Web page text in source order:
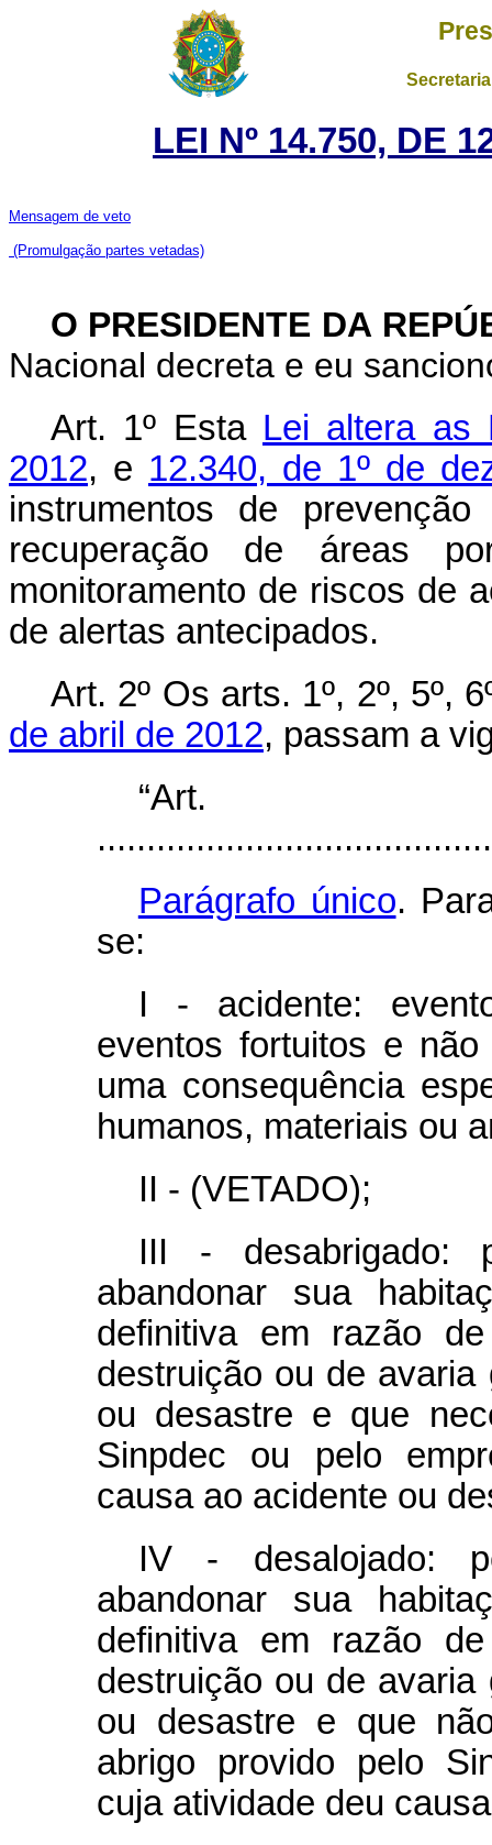
LEI Nº 14.750, DE
Mensagem de veto
(Promulgação partes vetadas)
O PRESIDENTE DA
Nacional decreta e eu
Art. 1º Esta Lei altera as
2012, e 12.340, de 1º de
instrumentos de
recuperação de áreas
monitoramento de riscos de
de alertas antecipados.
Art. 2º Os arts. 1º, 2º, 5º,
de abril de 2012, passam a
Parágrafo único.
se:
I - acidente:
eventos fortuitos e
uma consequência
humanos, materiais ou
II - (VETADO);
III - desabrigado:
abandonar sua
definitiva em razão
destruição ou de
ou desastre e que
Sinpdec ou pelo
causa ao acidente ou
IV - desalojado:
abandonar sua
definitiva em razão
destruição ou de
ou desastre e que
abrigo provido pelo
cuja atividade deu